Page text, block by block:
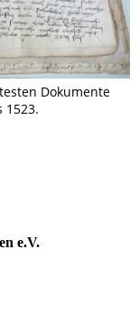
Dokumente
1523.
e.V.